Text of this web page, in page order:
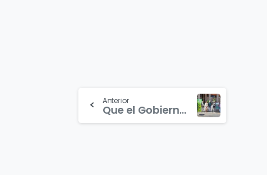
Continue
Reading
Anterior
Que el Gobierno andaluz dé por finalizada la legislatura sin resolver la crisis sanitaria de la Campiña Sur de Córdoba es vergonzoso￼